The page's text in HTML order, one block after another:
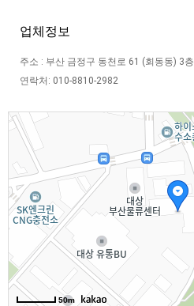
업체정보
주소 : 부산 금정구 동천로 61 (회동동) 3층
연락처: 010-8810-2982
50m